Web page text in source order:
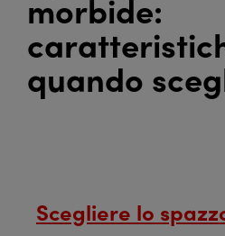
morbide:
quando
Scegliere lo